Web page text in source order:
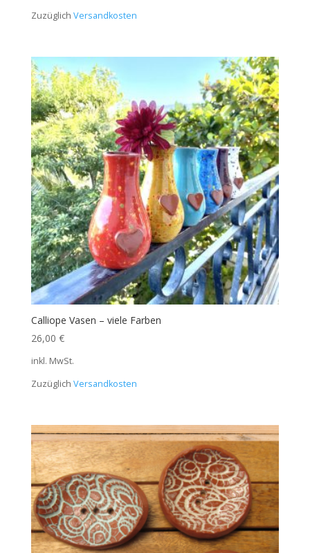
Zuzüglich Versandkosten
Calliope Vasen – viele Farben
26,00 €
inkl. MwSt.
Zuzüglich Versandkosten